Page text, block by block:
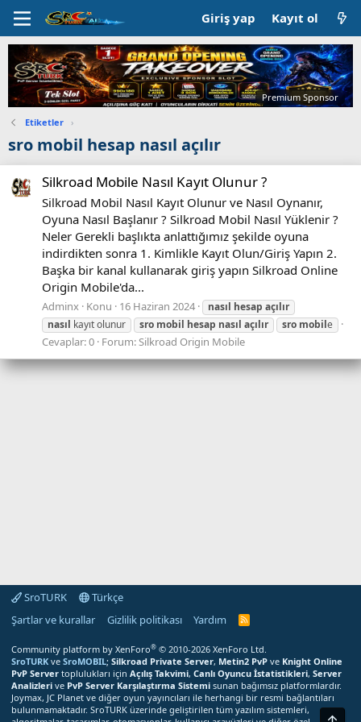
Giriş yap Kayıt ol
Premium Sponsor
Etiketler ›
sro mobil hesap nasıl açılır
Silkroad Mobile Nasıl Kayıt Olunur ?
Silkroad Mobil Nasıl Kayıt Olunur ve Nasıl Oynanır,
Oyuna Nasıl Başlanır ? Silkroad Mobil Nasıl Yüklenir ?
Neler Gerekli başlıkta anlattığımız şekilde oyuna
indirdikten sonra 1. Kimlikle Kayıt Olun/Giriş Yapın 2.
Başka bir kanal kullanarak giriş yapın Silkroad Online
Origin Mobile'da...
Adminx Konu 16 Haziran 2024 nasıl hesap açılır
nasıl kayıt olunur sro mobil hesap nasıl açılır sro mobile
Cevaplar: 0 Forum:Silkroad Origin Mobile
SroTURK
Türkçe
Şartlar ve kurallar
Gizlilik politikası Yardım
S
T
U
R
K
R
S
Community platform by XenForo® © 2010-2026 XenForo Ltd.
SroTURK ve SroMOBIL; Silkroad Private Server, Metin2 PvP ve Knight Online
PvP Server toplulukları için Açılış Takvimi, Canlı Oyuncu İstatistikleri, Server
Analizleri ve PvP Server Karşılaştırma Sistemi sunan bağımsız platformlardır.
Joymax, JC Planet ve diğer oyun yayıncıları ile herhangi bir resmi bağlantıları
bulunmamaktadır. SroTURK üzerinde geliştirilen tüm yazılım sistemleri,